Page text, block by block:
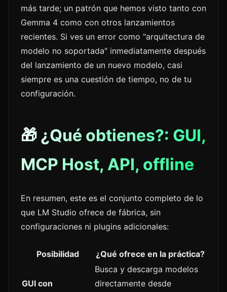
más tarde; un patrón que hemos visto tanto con
Gemma 4 como con otros lanzamientos
recientes. Si ves un error como "arquitectura de
modelo no soportada" inmediatamente después
del lanzamiento de un nuevo modelo, casi
siempre es una cuestión de tiempo, no de tu
configuración.
🎁 ¿Qué obtienes?: GUI,
MCP Host, API, offline
En resumen, este es el conjunto completo de lo
que LM Studio ofrece de fábrica, sin
configuraciones ni plugins adicionales:
Posibilidad ¿Qué ofrece en la práctica?
GUI con
Busca y descarga modelos
directamente desde